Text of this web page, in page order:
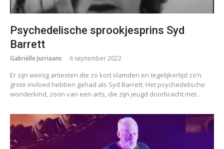
Psychedelische sprookjesprins Syd
Barrett
Gabriëlle Jurriaans 6 september 2022
Er zijn weinig artiesten die zo kort vlamden en tegelijkertijd zo’n
grote invloed hebben gehad als Syd Barrett. Het psychedelische
wonderkind, zoon van een arts, die zijn jeugd doorbracht met…